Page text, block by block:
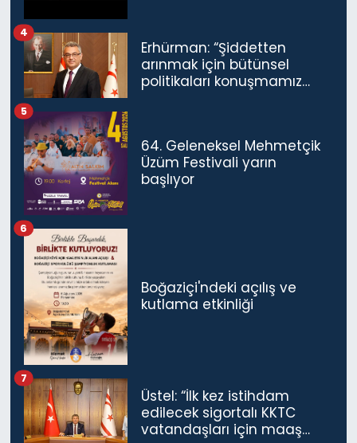
Erhürman: “Şiddetten
arınmak için bütünsel
politikaları konuşmamız
4
64. Geleneksel Mehmetçik
Üzüm Festivali yarın
başlıyor
5
Boğaziçi'ndeki açılış ve
kutlama etkinliği
6
Üstel: “İlk kez istihdam
edilecek sigortalı KKTC
vatandaşları için maaş
7